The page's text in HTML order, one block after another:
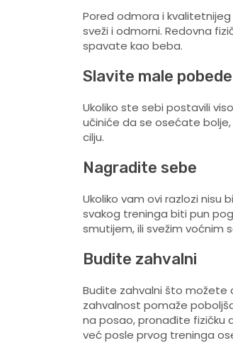
Pored odmora i kvalitetnijeg
sveži i odmorni. Redovna
spavate kao beba.
Slavite male pobede
Ukoliko ste sebi postavili
učiniće da se osećate
cilju.
Nagradite sebe
Ukoliko vam ovi razlozi
svakog treninga biti pun
smutijem, ili svežim voćnim
Budite zahvalni
Budite zahvalni što možete
zahvalnost pomaže
na posao, pronađite fizičku
već posle prvog treninga